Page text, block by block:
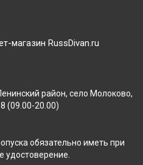
район, село Молоково,
(09.00-20.00)
обязательно иметь при
удостоверение.
магазин RussDivan.ru